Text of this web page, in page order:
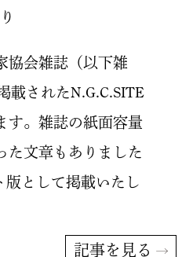
協会雑誌（以下雑
載されたN.G.C.SITE
す。雑誌の紙面容量
た文章もありました
版として掲載いたし
記事を見る